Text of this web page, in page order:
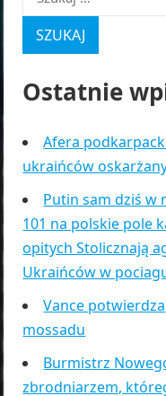
Ostatnie
Afera
ukraińców
Putin sam dziś w
101 na polskie pole
opitych Stolicznają
Ukraińców w
Vance
mossadu
Burmistrz
zbrodniarzem,